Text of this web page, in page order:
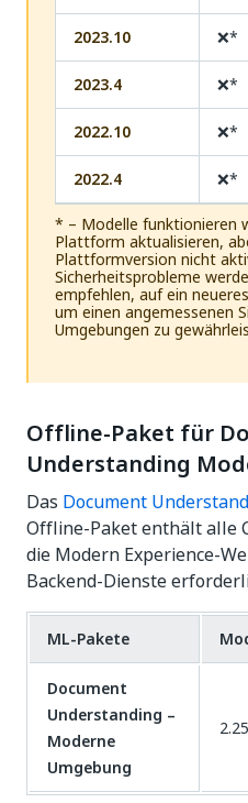
2023.10 ❌*
2023.4 ❌*
2022.10 ❌*
2022.4 ❌*
* – Modelle funktionieren
Plattform aktualisieren,
Plattformversion nicht
Sicherheitsprobleme
empfehlen, auf ein
um einen angemessenen
Umgebungen zu
Offline-Paket für
Understanding
Das Document
Offline-Paket enthält alle
die Modern Experience-
Backend-Dienste
ML-Pakete
Document
Understanding –
Moderne
Umgebung